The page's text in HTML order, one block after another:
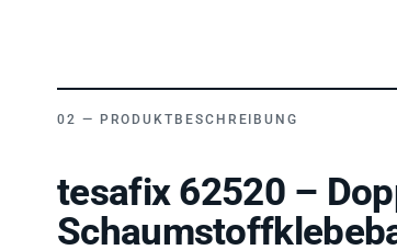
PRODUKTBESCHREIBUNG
tesafix 62520 –